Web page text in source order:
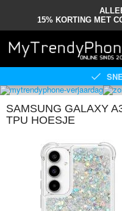
15% KORTING MET
SAMSUNG GALAXY
TPU HOESJE